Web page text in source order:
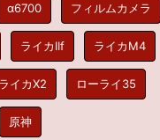
α6700 フィルムカメラ
ライカIIf ライカM4
ライカX2 ローライ35
原神